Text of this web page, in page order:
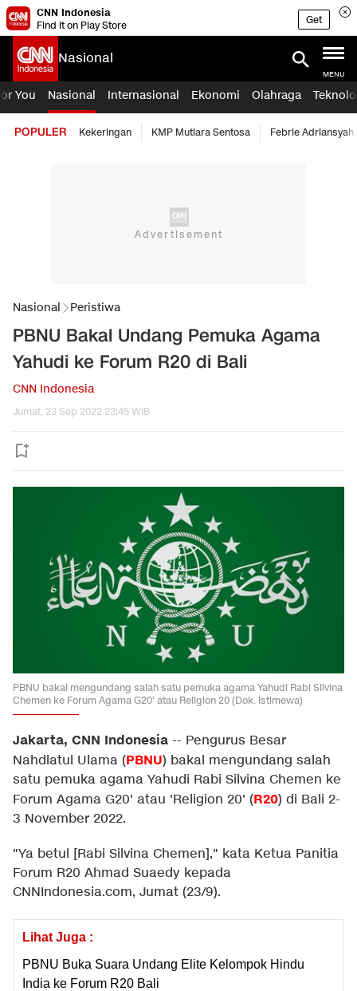
CNN Indonesia
Find it on Play Store
Get
Nasional
MENU
You Nasional Internasional Ekonomi Olahraga
POPULER Kekeringan KMP Mutiara Sentosa Febrie Adriansyah
Nasional Peristiwa
PBNU Bakal Undang Pemuka Agama
Yahudi ke Forum R20 di Bali
CNN Indonesia
Jumat, 23 Sep 2022 23:45 WIB
PBNU bakal mengundang salah satu pemuka agama Yahudi Rabi Silvina
Chemen ke Forum Agama G20' atau Religion 20 (Dok. Istimewa)
Jakarta, CNN Indonesia -- Pengurus Besar
Nahdlatul Ulama (PBNU) bakal mengundang salah
satu pemuka agama Yahudi Rabi Silvina Chemen ke
Forum Agama G20' atau 'Religion 20' (R20) di Bali 2-
3 November 2022.
"Ya betul [Rabi Silvina Chemen]," kata Ketua Panitia
Forum R20 Ahmad Suaedy kepada
CNNIndonesia.com, Jumat (23/9).
Lihat Juga :
PBNU Buka Suara Undang Elite Kelompok Hindu
India ke Forum R20 Bali